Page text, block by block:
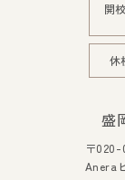
開
休
盛
〒020-
Anera